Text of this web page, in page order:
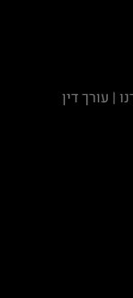
| עורך דין